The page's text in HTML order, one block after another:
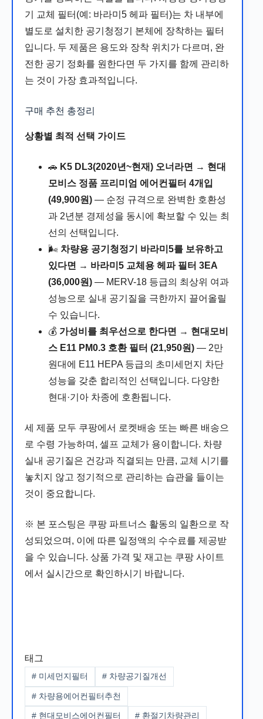
기 교체 필터(예: 바라미5 헤파 필터)는 차 내부에
별도로 설치한 공기청정기 본체에 장착하는 필터
입니다. 두 제품은 용도와 장착 위치가 다르며, 완
전한 공기 정화를 원한다면 두 가지를 함께 관리하
는 것이 가장 효과적입니다.
구매 추천 총정리
상황별 최적 선택 가이드
🚗 K5 DL3(2020년~현재) 오너라면 → 현대
모비스 정품 프리미엄 에어컨필터 4개입
(49,900원) — 순정 규격으로 완벽한 호환성
과 2년분 경제성을 동시에 확보할 수 있는 최
선의 선택입니다.
🌬️ 차량용 공기청정기 바라미5를 보유하고
있다면 → 바라미5 교체용 헤파 필터 3EA
(36,000원) — MERV-18 등급의 최상위 여과
성능으로 실내 공기질을 극한까지 끌어올릴
수 있습니다.
💰 가성비를 최우선으로 한다면 → 현대모비
스 E11 PM0.3 호환 필터 (21,950원) — 2만
원대에 E11 HEPA 등급의 초미세먼지 차단
성능을 갖춘 합리적인 선택입니다. 다양한
현대·기아 차종에 호환됩니다.
세 제품 모두 쿠팡에서 로켓배송 또는 빠른 배송으
로 수령 가능하며, 셀프 교체가 용이합니다. 차량
실내 공기질은 건강과 직결되는 만큼, 교체 시기를
놓치지 않고 정기적으로 관리하는 습관을 들이는
것이 중요합니다.
※ 본 포스팅은 쿠팡 파트너스 활동의 일환으로 작
성되었으며, 이에 따른 일정액의 수수료를 제공받
을 수 있습니다. 상품 가격 및 재고는 쿠팡 사이트
에서 실시간으로 확인하시기 바랍니다.
태그
#미세먼지필터 #차량공기질개선
#차량용에어컨필터추천
#현대모비스에어컨필터 #환절기차량관리